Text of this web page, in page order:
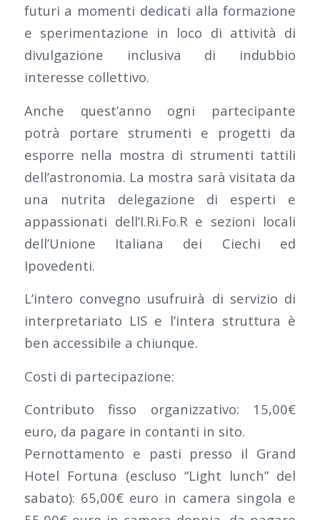
futuri a momenti dedicati alla formazione
e sperimentazione in loco di attività di
divulgazione inclusiva di indubbio
interesse collettivo.
Anche quest’anno ogni partecipante
potrà portare strumenti e progetti da
esporre nella mostra di strumenti tattili
dell’astronomia. La mostra sarà visitata da
una nutrita delegazione di esperti e
appassionati dell’I.Ri.Fo.R e sezioni locali
dell’Unione Italiana dei Ciechi ed
Ipovedenti.
L’intero convegno usufruirà di servizio di
interpretariato LIS e l’intera struttura è
ben accessibile a chiunque.
Costi di partecipazione:
Contributo fisso organizzativo: 15,00€
euro, da pagare in contanti in sito.
Pernottamento e pasti presso il Grand
Hotel Fortuna (escluso “Light lunch” del
sabato): 65,00€ euro in camera singola e